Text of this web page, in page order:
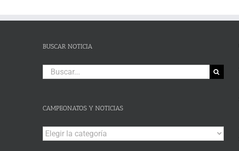
BUSCAR NOTICIA
Buscar:
CAMPEONATOS Y NOTICIAS
Campeonatos
y